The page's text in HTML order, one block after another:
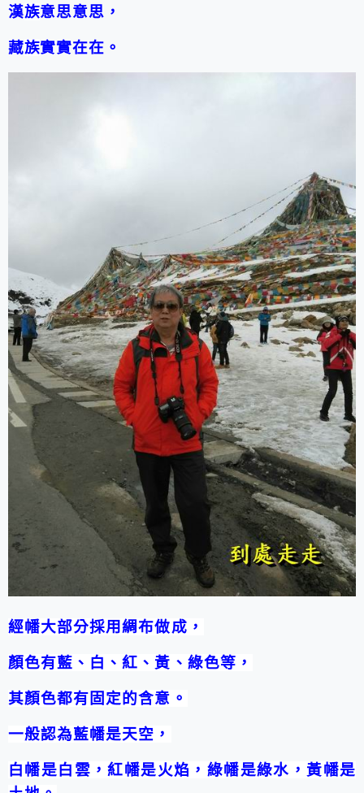
漢族意思意思，
藏族實實在在。
經幡大部分採用綢布做成，
顏色有藍、白、紅、黃、綠色等，
其顏色都有固定的含意。
一般認為藍幡是天空，
白幡是白雲，紅幡是火焰，綠幡是綠水，黃幡是